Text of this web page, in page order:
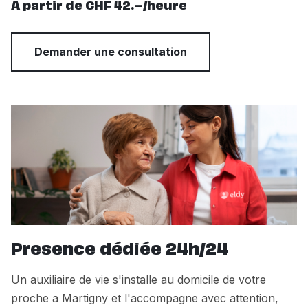
A partir de CHF 42.–/heure
Demander une consultation
Presence dédiée 24h/24
Un auxiliaire de vie s'installe au domicile de votre
proche a Martigny et l'accompagne avec attention,